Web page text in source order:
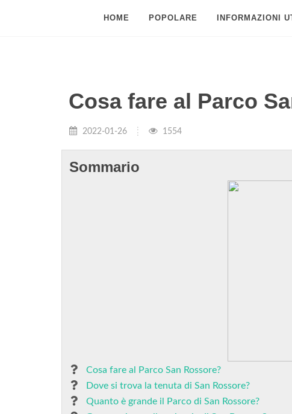
HOME POPOLARE INFORMAZIONI
Cosa fare al Parco
2022-01-26 1554
Sommario
Cosa fare al Parco San Rossore?
Dove si trova la tenuta di San Rossore?
Quanto è grande il Parco di San Rossore?